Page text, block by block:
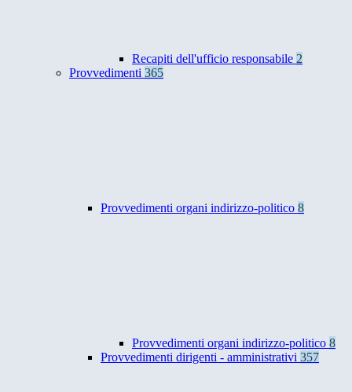
Recapiti dell'ufficio responsabile 2
Provvedimenti 365
Provvedimenti organi indirizzo-politico 8
Provvedimenti organi indirizzo-politico 8
Provvedimenti dirigenti - amministrativi 357